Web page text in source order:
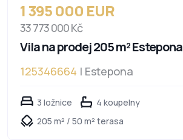
1 395 000 EUR
33 773 000 Kč
Vila na prodej 205 m² Estepona
125346664 | Estepona
3 ložnice
4 koupelny
205 m² / 50 m² terasa